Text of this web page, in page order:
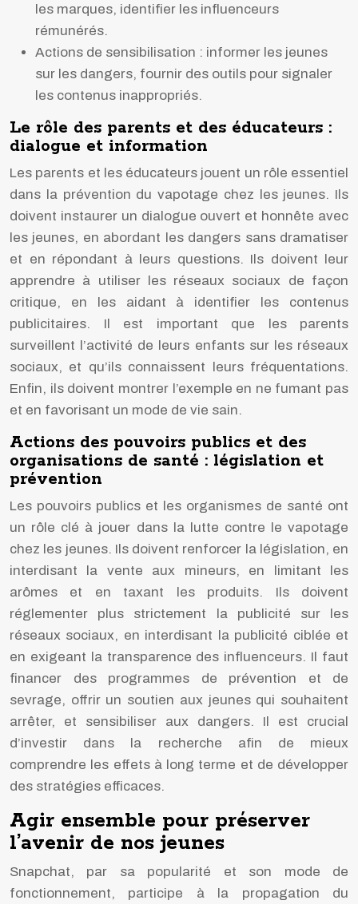
les marques, identifier les influenceurs
rémunérés.
Actions de sensibilisation : informer les jeunes
sur les dangers, fournir des outils pour signaler
les contenus inappropriés.
Le rôle des parents et des éducateurs :
dialogue et information
Les parents et les éducateurs jouent un rôle essentiel
dans la prévention du vapotage chez les jeunes. Ils
doivent instaurer un dialogue ouvert et honnête avec
les jeunes, en abordant les dangers sans dramatiser
et en répondant à leurs questions. Ils doivent leur
apprendre à utiliser les réseaux sociaux de façon
critique, en les aidant à identifier les contenus
publicitaires. Il est important que les parents
surveillent l’activité de leurs enfants sur les réseaux
sociaux, et qu’ils connaissent leurs fréquentations.
Enfin, ils doivent montrer l’exemple en ne fumant pas
et en favorisant un mode de vie sain.
Actions des pouvoirs publics et des
organisations de santé : législation et
prévention
Les pouvoirs publics et les organismes de santé ont
un rôle clé à jouer dans la lutte contre le vapotage
chez les jeunes. Ils doivent renforcer la législation, en
interdisant la vente aux mineurs, en limitant les
arômes et en taxant les produits. Ils doivent
réglementer plus strictement la publicité sur les
réseaux sociaux, en interdisant la publicité ciblée et
en exigeant la transparence des influenceurs. Il faut
financer des programmes de prévention et de
sevrage, offrir un soutien aux jeunes qui souhaitent
arrêter, et sensibiliser aux dangers. Il est crucial
d’investir dans la recherche afin de mieux
comprendre les effets à long terme et de développer
des stratégies efficaces.
Agir ensemble pour préserver
l’avenir de nos jeunes
Snapchat, par sa popularité et son mode de
fonctionnement, participe à la propagation du